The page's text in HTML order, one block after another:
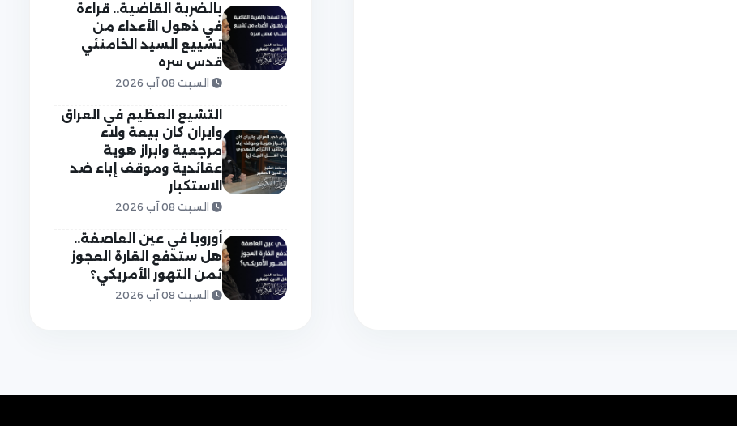
بالضربة القاضية.. قراءة
في ذهول الأعداء من
تشييع السيد الخامنئي
قدس سره
السبت 08 آب 2026
التشيع العظيم في العراق
وايران كان بيعة ولاء
مرجعية وابراز هوية
عقائدية وموقف إباء ضد
الاستكبار
السبت 08 آب 2026
أوروبا في عين العاصفة..
هل ستدفع القارة العجوز
ثمن التهور الأمريكي؟
السبت 08 آب 2026